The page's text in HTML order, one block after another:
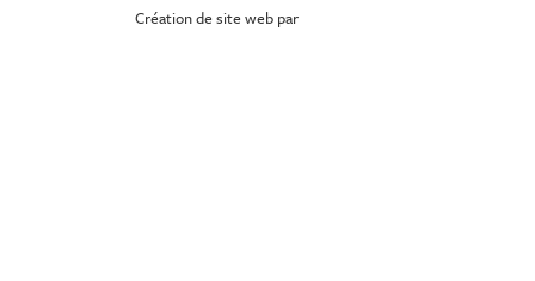
Création de site web par